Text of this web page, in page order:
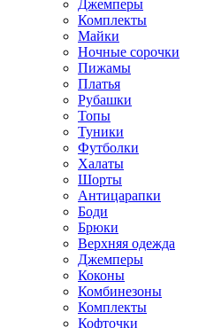
Джемперы
Комплекты
Майки
Ночные сорочки
Пижамы
Платья
Рубашки
Топы
Туники
Футболки
Халаты
Шорты
Антицарапки
Боди
Брюки
Верхняя одежда
Джемперы
Коконы
Комбинезоны
Комплекты
Кофточки